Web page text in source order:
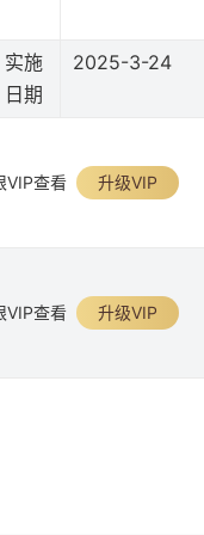
实施
日期
2025-3-24
VIP查看 升级VIP
VIP查看 升级VIP